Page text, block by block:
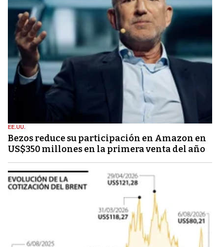
EE.UU.
Bezos reduce su participación en Amazon en
US$350 millones en la primera venta del año